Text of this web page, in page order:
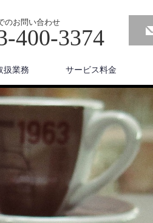
のお問い合わせ
400-3374
扱業務 サービス料金